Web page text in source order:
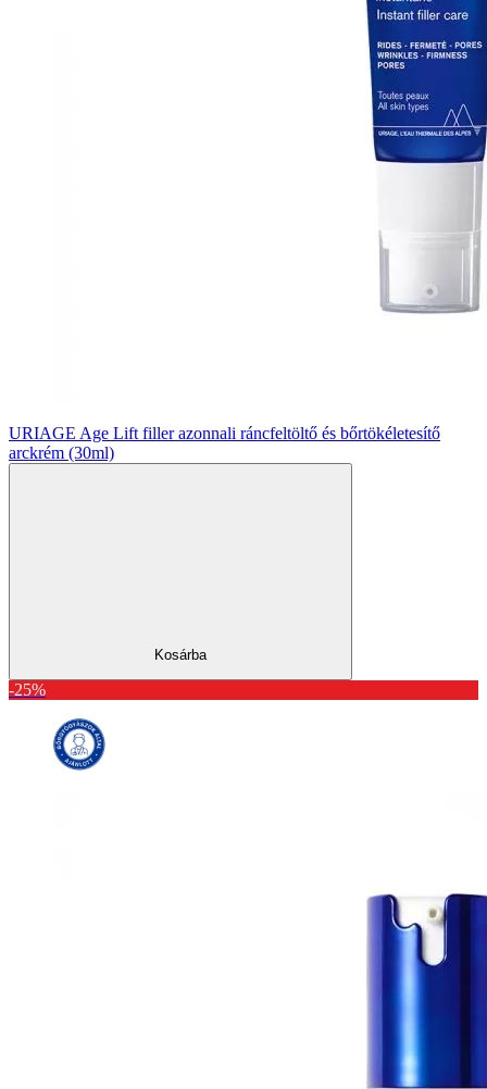
URIAGE Age Lift filler azonnali ráncfeltöltő és bőrtökéletesítő
arckrém (30ml)
Kosárba
-25%